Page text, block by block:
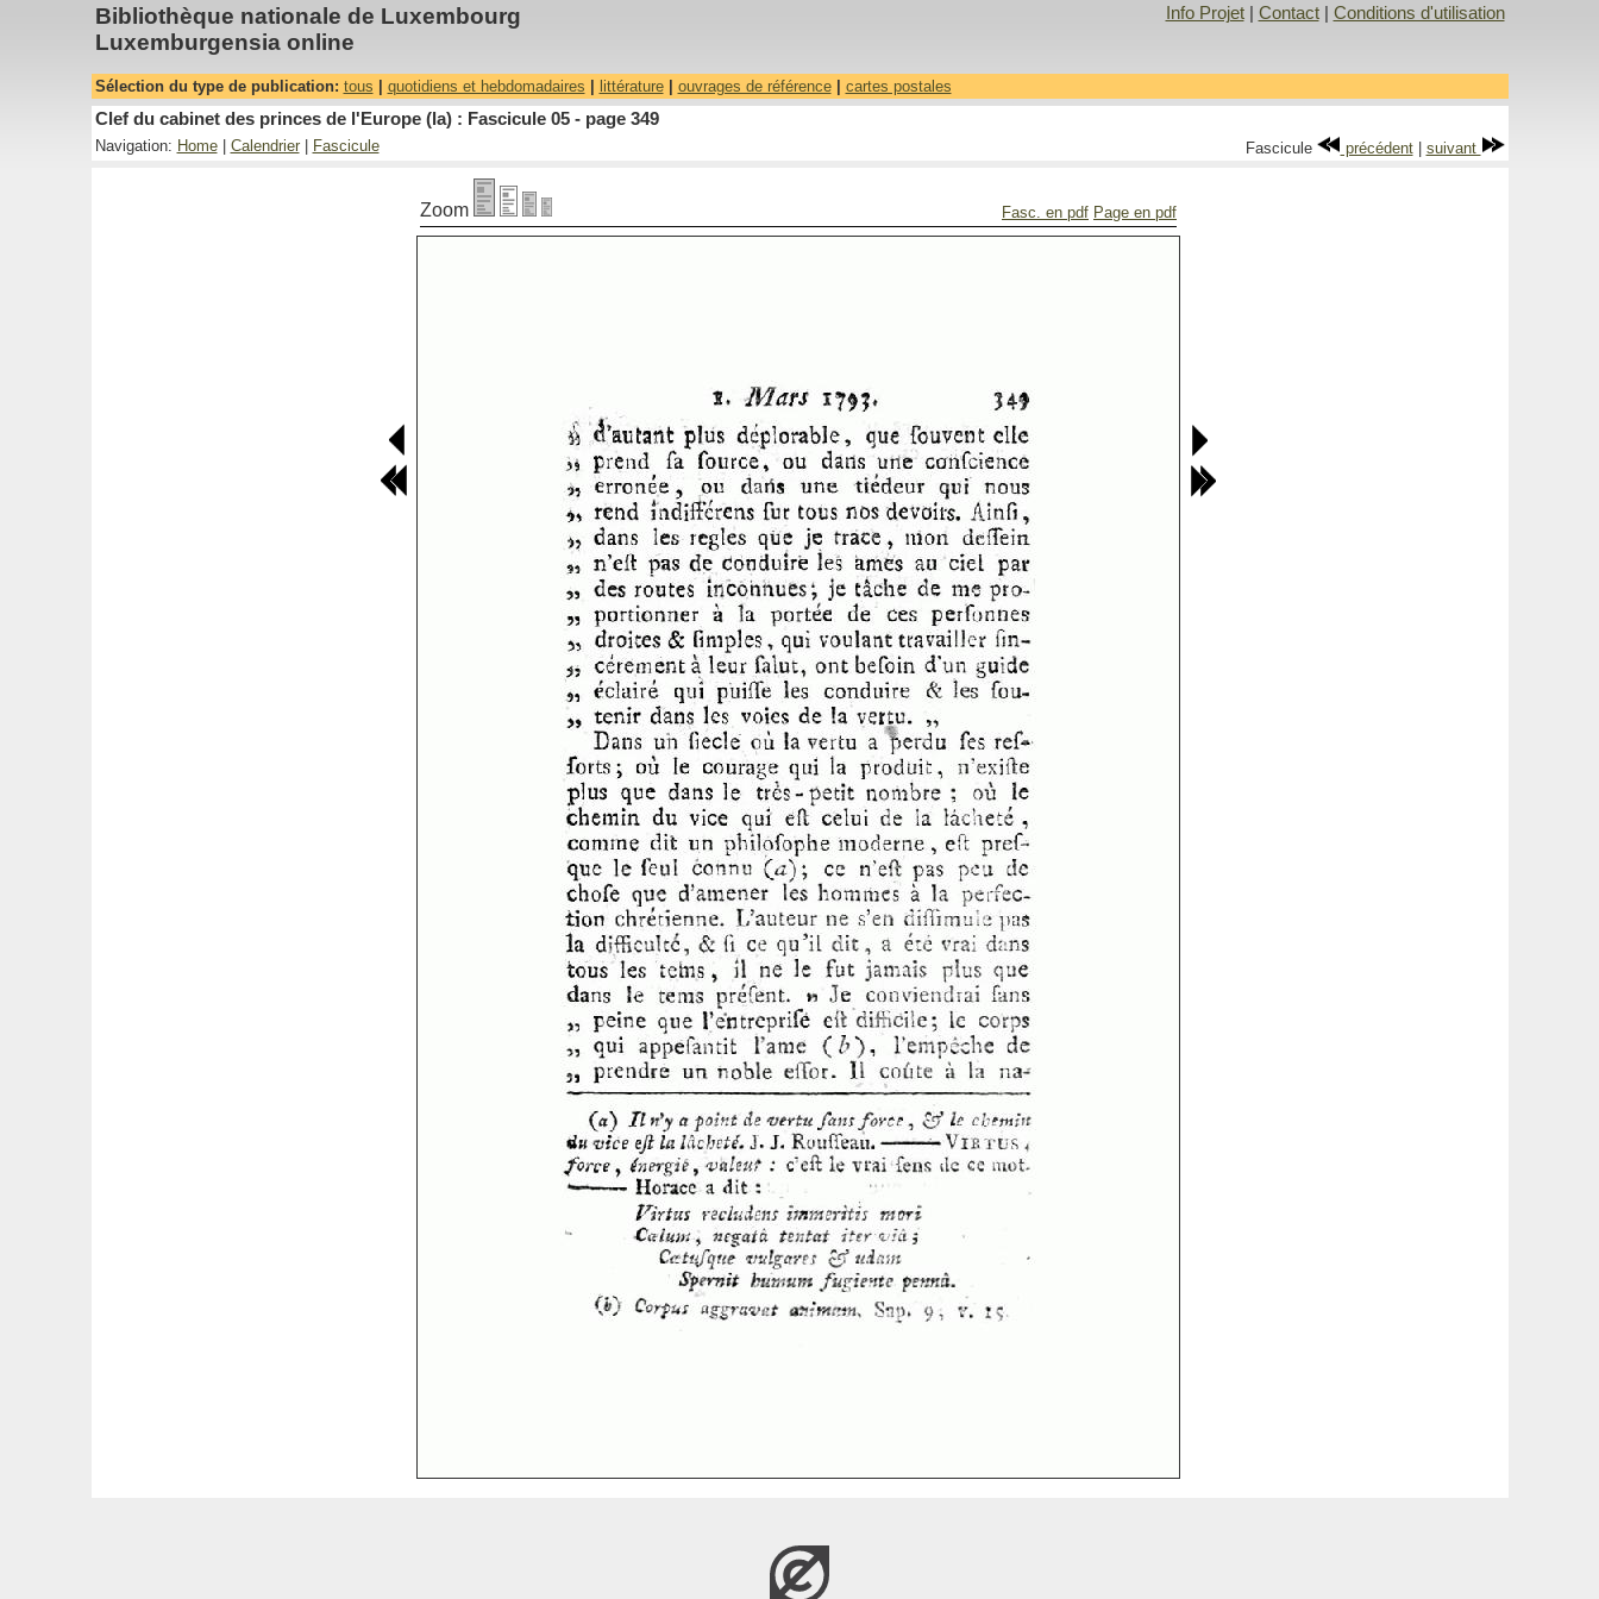
Bibliothèque nationale de Luxembourg
Luxemburgensia online
Info Projet| Contact| Conditions d'utilisation
Sélection du type de publication: tous quotidiens et hebdomadaires littérature| ouvrages de référence| cartes postales
Clef du cabinet des princes de l'Europe (la) : Fascicule 05 - page 349
Navigation: Home| Calendrier| Fascicule Fascicule précédent| suivant
Zoom Fasc. en pdf Page en pdf